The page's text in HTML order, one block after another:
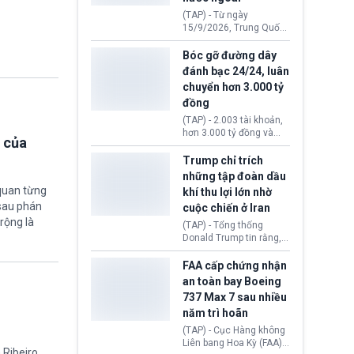
của
từng
phán
là
đến ổ dịch Salmonella
khiến ít nhất 110 người
mắc bệnh tại bang
Minnesota.
(TAP) - Từ ngày
15/9/2026, Trung Quốc
áp dụng quy định mới về
quản lý xuất nhập cảnh.
Một hành vi vi phạm giấy
tờ, xuất nhập cảnh trái
phép hay liên quan kiểm
soát công nghệ có thể
khiến công dân Trung
Quốc đối mặt lệnh cấm
xuất cảnh kéo dài tới 3
năm. Trong khi đó, người
nước ngoài sử dụng giấy
tờ giả có nguy cơ bị từ
chối nhập cảnh hoặc
cấm vào Trung Quốc tới
5 năm.
Bóc gỡ đường dây
đánh bạc 24/24, luân
chuyển hơn 3.000 tỷ
đồng
(TAP) - 2.003 tài khoản,
hơn 3.000 tỷ đồng và
một đường dây đánh
bạc xuyên quốc gia vận
hành 24/24 giờ vừa bị
Công an TP. Hải Phòng
(Việt Nam) bóc gỡ.
Trump chỉ trích
những tập đoàn dầu
khí thu lợi lớn nhờ
cuộc chiến ở Iran
(TAP) - Tổng thống
Donald Trump tin rằng, 2
tập đoàn dầu khí
ExxonMobil và Chevron
đã thu về lợi nhuận quá
lớn nhờ giá dầu tăng
mạnh suốt thời gian Hoa
Kỳ xảy ra xung đột ở
Iran. Trên cơ sở đó, lãnh
đạo Nhà Trắng kêu gọi
các doanh nghiệp cần
FAA cấp chứng nhận
an toàn bay Boeing
737 Max 7 sau nhiều
năm trì hoãn
(TAP) - Cục Hàng không
Liên bang Hoa Kỳ (FAA)